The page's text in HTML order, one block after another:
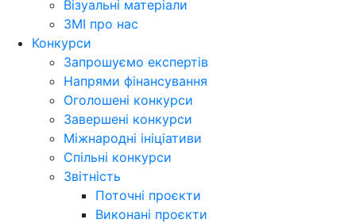
Візуальні матеріали
ЗМІ про нас
Конкурси
Запрошуємо експертів
Напрями фінансування
Оголошені конкурси
Завершені конкурси
Міжнародні ініціативи
Спільні конкурси
Звітність
Поточні проєкти
Виконані проєкти